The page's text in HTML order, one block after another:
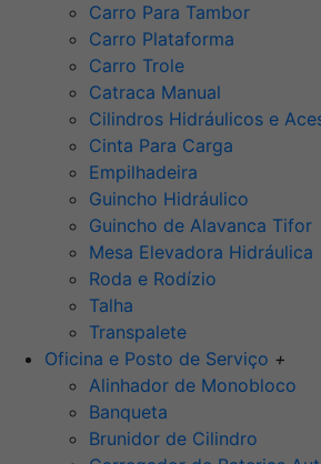
Carro Para Tambor
Carro Plataforma
Carro Trole
Catraca Manual
Cilindros Hidráulicos e
Cinta Para Carga
Empilhadeira
Guincho Hidráulico
Guincho de Alavanca Tifor
Mesa Elevadora Hidráulica
Roda e Rodízio
Talha
Transpalete
Oficina e Posto de Serviço +
Alinhador de Monobloco
Banqueta
Brunidor de Cilindro